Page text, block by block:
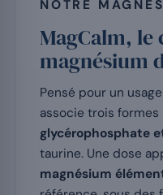
NOTRE
MagCalm, le
magnésium
Pensé pour un
associe trois formes
glycérophosphate
taurine. Une dose
magnésium